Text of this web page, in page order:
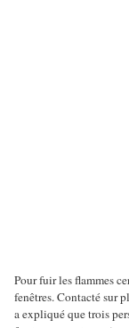
Pour fuir les flammes
fenêtres. Contacté sur
a expliqué que trois